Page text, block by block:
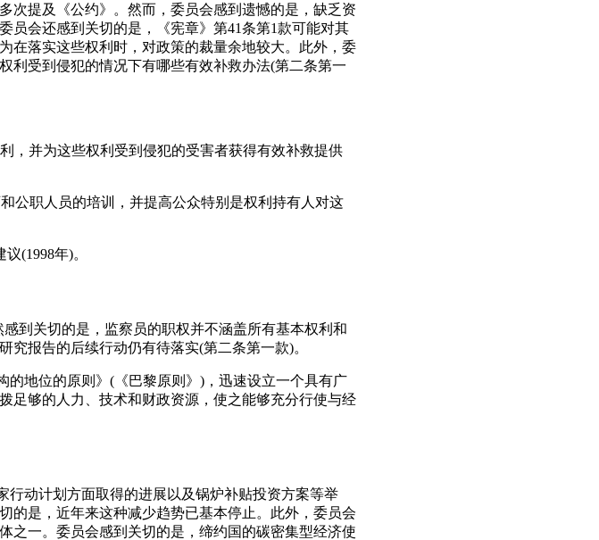
次提及《公约》。然而，委员会感到遗憾的是，缺乏资
员会还感到关切的是，《宪章》第41条第1款可能对其
在落实这些权利时，对政策的裁量余地较大。此外，委
利受到侵犯的情况下有哪些有效补救办法(第二条第一
，并为这些权利受到侵犯的受害者获得有效补救提供
公职人员的培训，并提高公众特别是权利持有人对这
(1998年)。
到关切的是，监察员的职权并不涵盖所有基本权利和
究报告的后续行动仍有待落实(第二条第一款)。
地位的原则》(《巴黎原则》)，迅速设立一个具有广
足够的人力、技术和财政资源，使之能够充分行使与经
行动计划方面取得的进展以及锅炉补贴投资方案等举
的是，近年来这种减少趋势已基本停止。此外，委员会
之一。委员会感到关切的是，缔约国的碳密集型经济使